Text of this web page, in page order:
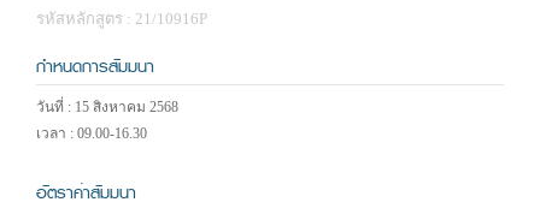
รหัสหลักสูตร : 21/10916P
กำหนดการสัมมนา
วันที่ : 15 สิงหาคม 2568
เวลา : 09.00-16.30
อัตราค่าสัมมนา